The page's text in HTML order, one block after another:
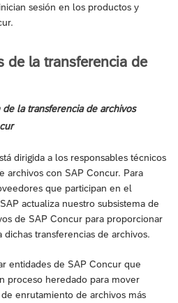
sesión en los productos y
de la transferencia de
de la transferencia de archivos
dirigida a los responsables técnicos
archivos con SAP Concur. Para
que participan en el
actualiza nuestro subsistema de
de SAP Concur para proporcionar
dichas transferencias de archivos.
entidades de SAP Concur que
proceso heredado para mover
enrutamiento de archivos más